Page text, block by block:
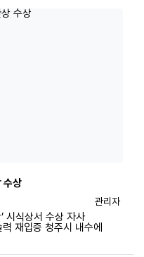
수상
등록자
관리자
시식상서 수상 자사
재입증 청주시 내수에